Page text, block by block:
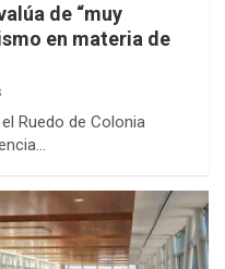
de “muy
en materia de
Ruedo de Colonia